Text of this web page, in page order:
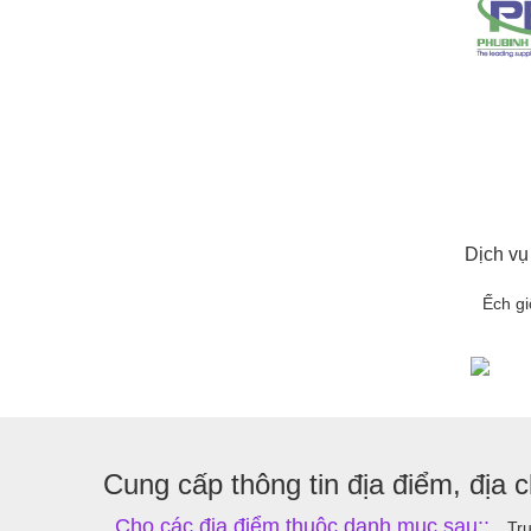
Dịch
Ếch
Cung cấp thông tin địa điểm, địa
Cho các địa điểm thuộc danh mục sau::